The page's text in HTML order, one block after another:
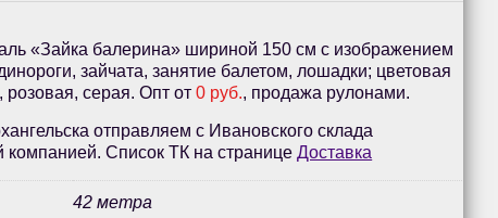
«Зайка балерина» шириной 150 см с изображением
зайчата, занятие балетом, лошадки; цветовая
розовая, серая. Опт от0 руб., продажа рулонами.
отправляем с Ивановского склада
компанией. Список ТК на страницеДоставка
42 метра